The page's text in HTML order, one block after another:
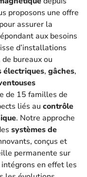
proposons une offre
assurer la
aux besoins
d’installations
bureaux ou
électriques, gâches,
de 15 familles de
liés au contrôle
. Notre approche
systèmes de
conçus et
permanente sur
en effet les